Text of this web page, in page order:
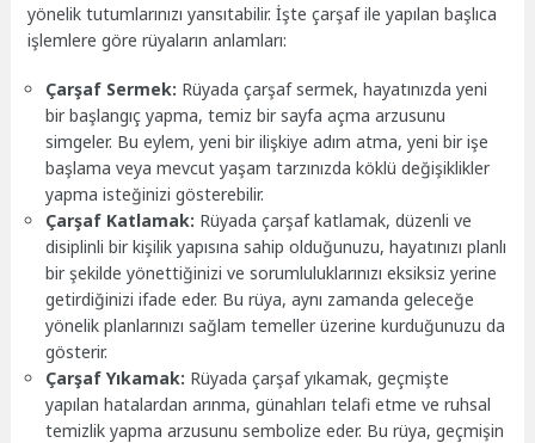
yönelik tutumlarınızı yansıtabilir. İşte çarşaf ile yapılan başlıca
işlemlere göre rüyaların anlamları:
Çarşaf Sermek: Rüyada çarşaf sermek, hayatınızda yeni
bir başlangıç yapma, temiz bir sayfa açma arzusunu
simgeler. Bu eylem, yeni bir ilişkiye adım atma, yeni bir işe
başlama veya mevcut yaşam tarzınızda köklü değişiklikler
yapma isteğinizi gösterebilir.
Çarşaf Katlamak: Rüyada çarşaf katlamak, düzenli ve
disiplinli bir kişilik yapısına sahip olduğunuzu, hayatınızı planlı
bir şekilde yönettiğinizi ve sorumluluklarınızı eksiksiz yerine
getirdiğinizi ifade eder. Bu rüya, aynı zamanda geleceğe
yönelik planlarınızı sağlam temeller üzerine kurduğunuzu da
gösterir.
Çarşaf Yıkamak: Rüyada çarşaf yıkamak, geçmişte
yapılan hatalardan arınma, günahları telafi etme ve ruhsal
temizlik yapma arzusunu sembolize eder. Bu rüya, geçmişin